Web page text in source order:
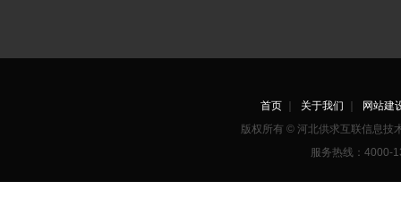
首页｜ 关于我们
网站建
版权所有 © 河北供求互联信息
服务热线：4000-